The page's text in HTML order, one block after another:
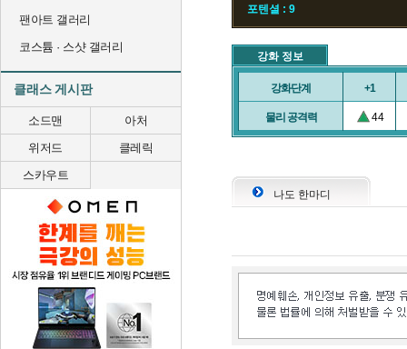
팬아트 갤러리
코스튬 · 스샷 갤러리
클래스 게시판
소드맨
아처
위저드
클레릭
스카우트
포텐셜 : 9
강화 정보
강화단계 +1
물리 공격력 44
나도 한마디